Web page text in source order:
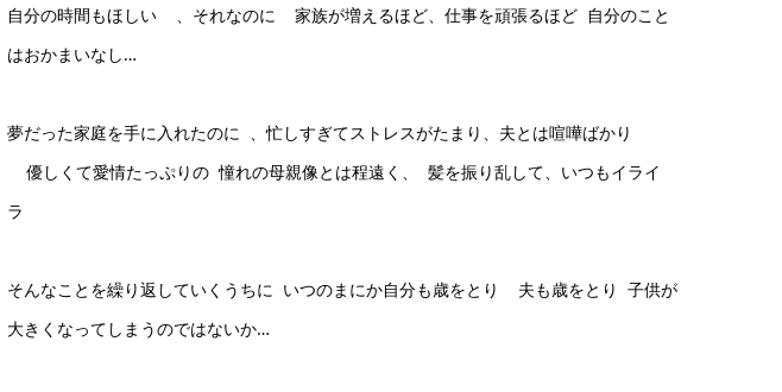
自分の時間もほしい 、それなのに 家族が増えるほど、仕事を頑張るほど 自分のこと
はおかまいなし…
夢だった家庭を手に入れたのに 、忙しすぎてストレスがたまり、夫とは喧嘩ばかり
優しくて愛情たっぷりの 憧れの母親像とは程遠く、 髪を振り乱して、いつもイライ
ラ
そんなことを繰り返していくうちに いつのまにか自分も歳をとり 夫も歳をとり 子供が
大きくなってしまうのではないか…